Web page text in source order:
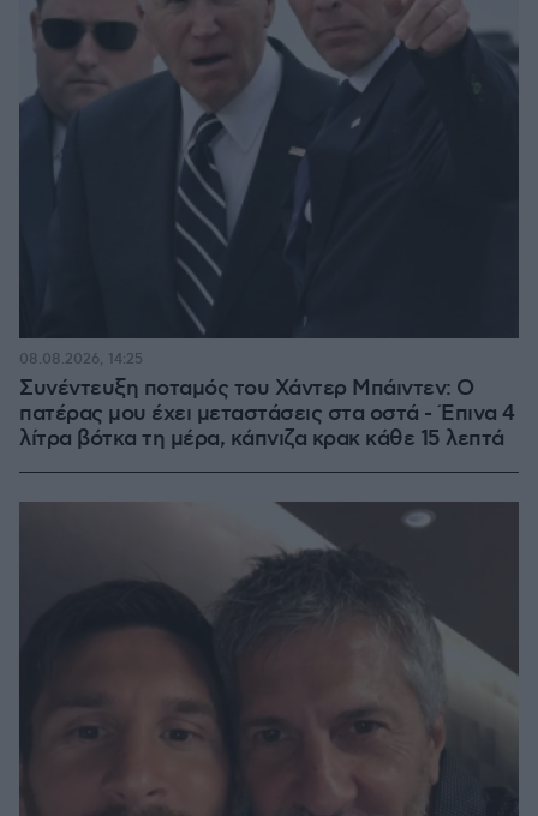
Συνέντευξη ποταμός του Χάντερ Μπάιντεν: Ο
πατέρας μου έχει μεταστάσεις στα οστά - Έπινα 4
λίτρα βότκα τη μέρα, κάπνιζα κρακ κάθε 15 λεπτά
08.08.2026, 14:25